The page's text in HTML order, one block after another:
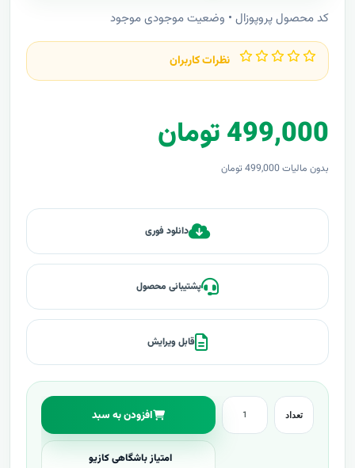
کد محصول پروپوزال • وضعیت موجودی موجود
نظرات کاربران
499,000 تومان
بدون مالیات 499,000 تومان
دانلود فوری
پشتیبانی محصول
قابل ویرایش
تعداد افزودن به سبد
امتیاز باشگاهی کازیو